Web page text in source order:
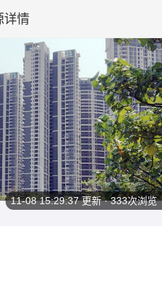
详情
11-08 15:29:37更新 · 333次浏览